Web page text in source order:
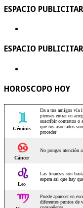
ESPACIO
ESPACIO
HOROSCOPO HOY